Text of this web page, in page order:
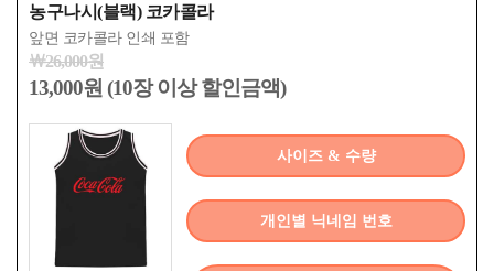
농구나시(블랙) 코카콜라
앞면 코카콜라 인쇄 포함
￦26,000원
13,000원 (10장 이상 할인금액)
사이즈 & 수량
개인별 닉네임 번호